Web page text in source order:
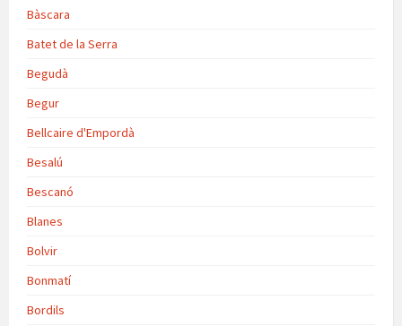
Bàscara
Batet de la Serra
Begudà
Begur
Bellcaire d'Empordà
Besalú
Bescanó
Blanes
Bolvir
Bonmatí
Bordils